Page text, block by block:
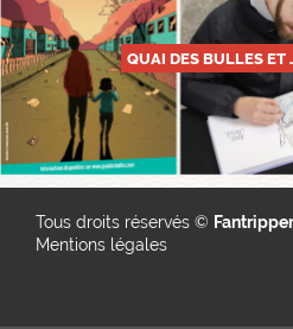
QUAI DES BULLES ET
Tous droits réservés ©
Mentions légales